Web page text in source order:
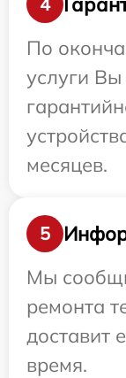
По
услуги
месяцев.
5
Мы
ремонта
доставит
время.